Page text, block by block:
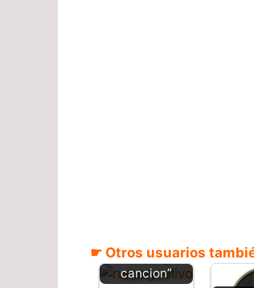
☛ Otros usuarios
“Letra y
cancion”